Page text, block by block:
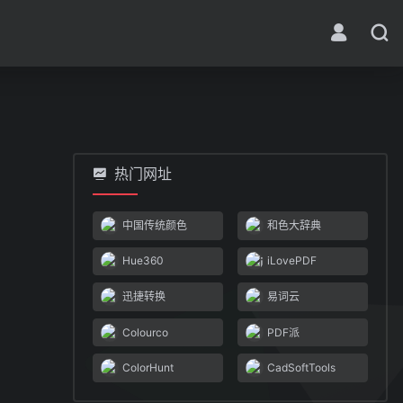
热门网址
中国传统颜色 和色大辞典
Hue360 iLovePDF
迅捷转换 易词云
Colourco PDF派
ColorHunt CadSoftTools